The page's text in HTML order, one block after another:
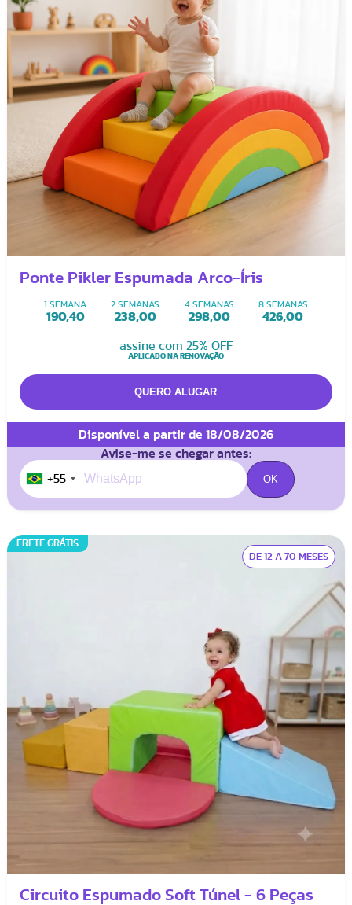
Ponte Pikler Espumada Arco-Íris
1 SEMANA
190,40
2 SEMANAS
238,00
4 SEMANAS
298,00
8 SEMANAS
426,00
assine com 25% OFF
APLICADO NA RENOVAÇÃO
Disponível a partir de 18/08/2026
Avise-me se chegar antes:
+55
FRETE GRÁTIS
DE 12 A 70 MESES
Circuito Espumado Soft Túnel - 6 Peças